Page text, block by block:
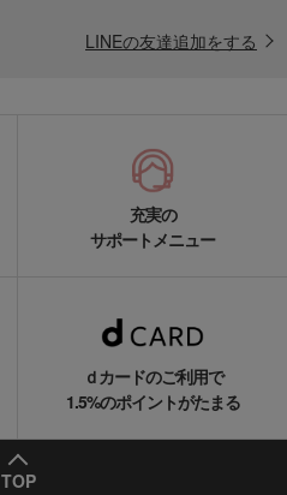
LINEの友達追加をする
充実の
サポートメニュー
ｄカードのご利用で
1.5%のポイントがたまる
TOP